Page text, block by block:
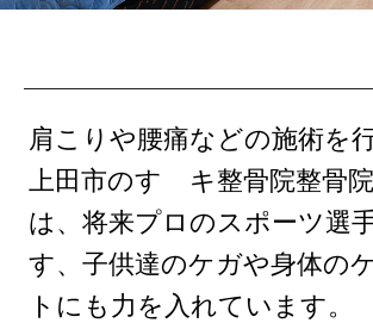
肩こりや腰痛などの施術を
上田市のすゞキ整骨院整骨
は、将来プロのスポーツ選
す、子供達のケガや身体の
トにも力を入れています。